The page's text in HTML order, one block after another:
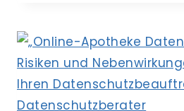
–
AUSBLICK
KRITIK